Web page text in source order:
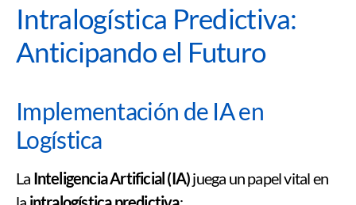
Intralogística Predictiva:
Anticipando el Futuro
Implementación de IA en
Logística
La Inteligencia Artificial (IA)juega un papel vital en